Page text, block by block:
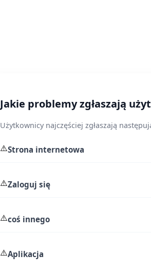
Jakie problemy zgłaszają
Użytkownicy najczęściej zgłaszają
⚠️Strona internetowa
⚠️Zaloguj się
⚠️coś innego
⚠️Aplikacja